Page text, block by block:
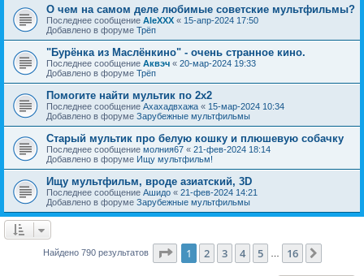
О чем на самом деле любимые советские мультфильмы?
Последнее сообщение AleXXX « 15-апр-2024 17:50
Добавлено в форуме Трёп
"Бурёнка из Маслёнкино" - очень странное кино.
Последнее сообщение Аквэч « 20-мар-2024 19:33
Добавлено в форуме Трёп
Помогите найти мультик по 2х2
Последнее сообщение Ахахадвхажа « 15-мар-2024 10:34
Добавлено в форуме Зарубежные мультфильмы
Старый мультик про белую кошку и плюшевую собачку
Последнее сообщение молния67 « 21-фев-2024 18:14
Добавлено в форуме Ищу мультфильм!
Ищу мультфильм, вроде азиатский, 3D
Последнее сообщение Ашидо « 21-фев-2024 14:21
Добавлено в форуме Зарубежные мультфильмы
Найдено 790 результатов Страница из 16
1 2 3 4 5 16